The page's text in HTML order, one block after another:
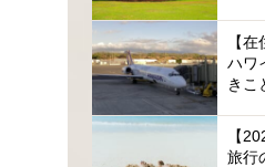
【
ハワ
きこ
【
旅行